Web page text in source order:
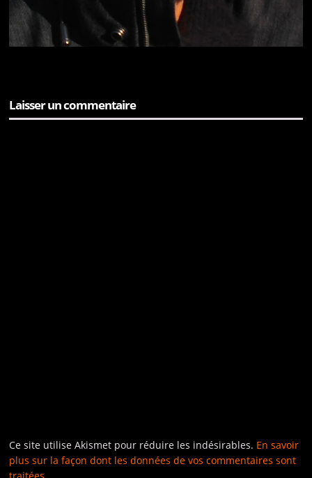
Laisser un commentaire
Ce site utilise Akismet pour réduire les indésirables. En savoir
plus sur la façon dont les données de vos commentaires sont